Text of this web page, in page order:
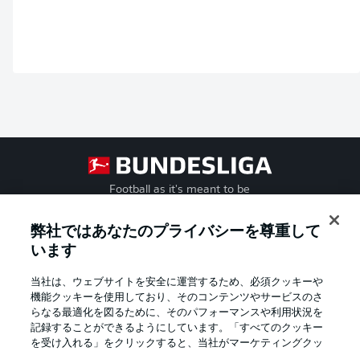
Football as it's meant to be
弊社ではあなたのプライバシーを尊重して
います
当社は、ウェブサイトを安全に運営するため、必須クッキーや
機能クッキーを使用しており、そのコンテンツやサービスのさ
らなる最適化を図るために、そのパフォーマンスや利用状況を
記録することができるようにしています。「すべてのクッキー
を受け入れる」をクリックすると、当社がマーケティングクッ